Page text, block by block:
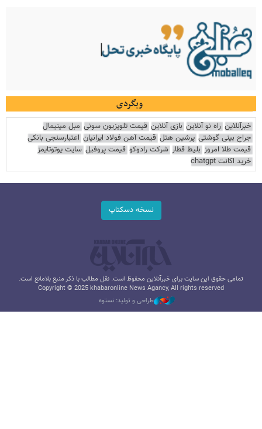
وبگردی
خبرآنلاین راه نو آنلاین بازی آنلاین قیمت تلویزیون سونی مبل مینیمال
جراح بینی گوشتی پرشین هتل قیمت آهن فولاد ایرانیان اعتبارسنجی بانکی
قیمت طلا امروز بلیط قطار شرکت رادوکو قیمت پروفیل سایت یوتوتایمز
خرید اکانت chatgpt
نسخه دسکتاپ
تمامی حقوق این سایت برای خبرآنلاین محفوظ است. نقل مطالب با ذکر منبع بلامانع است.
Copyright © 2025 khabaronline News Agancy, All rights reserved
طراحی و تولید: نستوه